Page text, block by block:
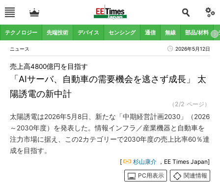
テクノロジー 先端技術 デバイス センシング 通信 無線 部品/材料
ニュース 2026年5月12日
「AIサーバ、自動車の需要機会を逃さず成長」 太
陽誘電の新中計
売上高4800億円を目指す
（2/2 ページ）
太陽誘電は2026年5月8日、新たな「中期経営計画2030」（2026
～2030年度）を発表した。情報インフラ／産業機器と自動車を
注力市場に据え、この2カテゴリーで2030年度の売上比率60％達
成を目指す。
[ 杉山康介 ，EE Times Japan]
PC用表示
関連情報